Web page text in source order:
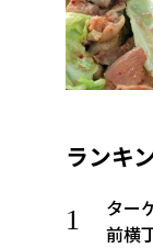
ランキ
ター
前横